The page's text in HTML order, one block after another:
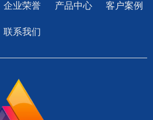
产品中心 客户案例
联系我们
企业荣誉